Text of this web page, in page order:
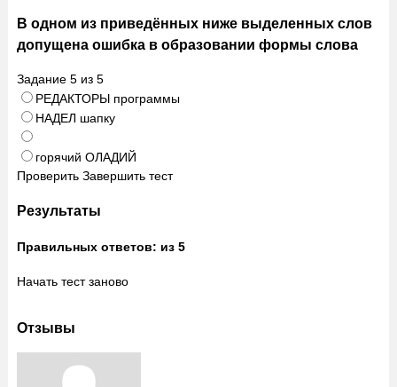
В одном из приведённых ниже выделенных слов
допущена ошибка в образовании формы слова
Задание 5из 5
РЕДАКТОРЫ программы
НАДЕЛ шапку
горячий ОЛАДИЙ
Проверить Завершить тест
Результаты
Правильных ответов: из 5
Начать тест заново
Отзывы